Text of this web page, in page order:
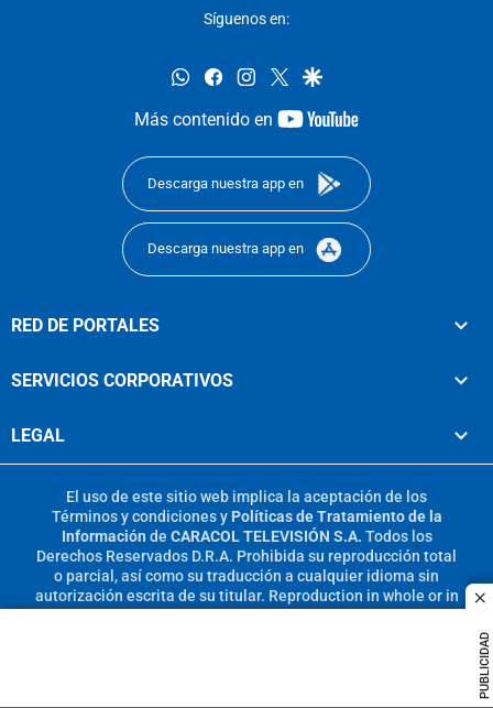
PUBLICIDAD
Síguenos en:
whatsappfacebookinstagram
twittergoogle
Más contenido en
youtube-
Descarga nuestra app en
Descarga nuestra app en
RED DE PORTALES
SERVICIOS CORPORATIVOS
LEGAL
El uso de este sitio web implica la aceptación de los
Términos y condicionesy Políticas de Tratamiento de la
Información de CARACOL TELEVISIÓN S.A. Todos los
Derechos Reservados D.R.A. Prohibida su reproducción total
o parcial, así como su traducción a cualquier idioma sin
autorización escrita de su titular. Reproduction in whole or in